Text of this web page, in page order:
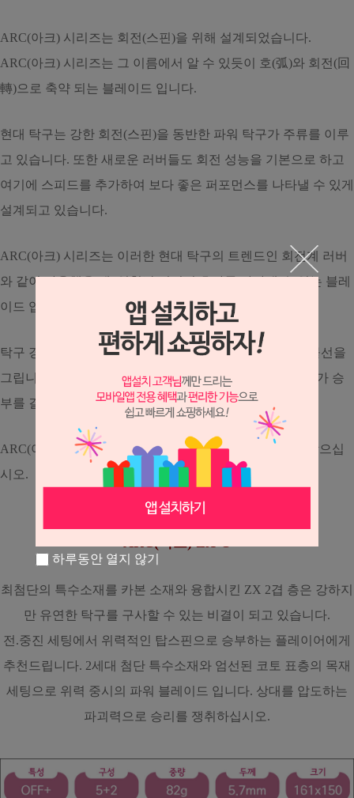
ARC(아크) 시리즈는 회전(스핀)을 위해 설계되었습니다.
ARC(아크) 시리즈는 그 이름에서 알 수 있듯이 호(弧)와 회전(回
轉)으로 축약 되는 블레이드 입니다.
현대 탁구는 강한 회전(스핀)을 동반한 파워 탁구가 주류를 이루
고 있습니다. 또한 새로운 러버들도 회전 성능을 기본으로 하고
여기에 스피드를 추가하여 보다 좋은 퍼포먼스를 나타낼 수 있게
설계되고 있습니다.
ARC(아크) 시리즈는 이러한 현대 탁구의 트렌드인 회전계 러버
와 같이 사용했을 때, 엄청난 시너지 효과를 나타낼 수 있는 블레
이드 입니다.
탁구 경기에서 거의 모든 타구는 회전(스핀)을 동반한 포물선을
그립니다. 이 포물선에 얼마만큼의 파워를 실을 수 있느냐가 승
부를 결정짓는 중요한 요소가 되고 있습니다.
ARC(아크) 시리즈의 강력한 회전력을 당신의 주무기로 삼으십
시오.
<ARC(아크) ZX-O>
최첨단의 특수소재를 카본 소재와 융합시킨 ZX 2겹 층은 강하지
만 유연한 탁구를 구사할 수 있는 비결이 되고 있습니다.
전.중진 세팅에서 위력적인 탑스핀으로 승부하는 플레이어에게
추천드립니다. 2세대 첨단 특수소재와 엄선된 코토 표층의 목재
세팅으로 위력 중시의 파워 블레이드 입니다. 상대를 압도하는
파괴력으로 승리를 쟁취하십시오.
하루동안 열지 않기